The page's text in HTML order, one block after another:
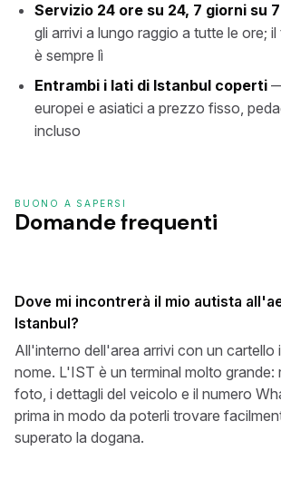
Servizio 24 ore su 24, 7 giorni su 7
gli arrivi a lungo raggio a tutte le ore;
è sempre lì
Entrambi i lati di Istanbul coperti
europei e asiatici a prezzo fisso,
incluso
BUONO A SAPERSI
Domande frequenti
Dove mi incontrerà il mio autista
Istanbul?
All'interno dell'area arrivi con un cartello
nome. L'IST è un terminal molto grande:
foto, i dettagli del veicolo e il numero
prima in modo da poterli trovare
superato la dogana.